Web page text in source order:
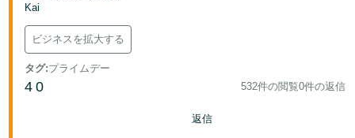
Kai
ビジネスを拡大する
タグ:プライムデー
4 0 532件の閲覧0件の返信
返信